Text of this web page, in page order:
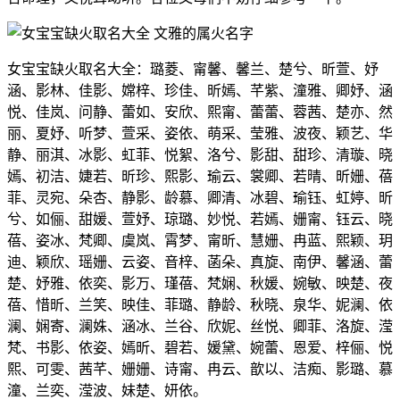
女宝宝缺火取名大全：璐菱、甯馨、馨兰、楚兮、昕萱、妤
涵、影林、佳影、嫦梓、珍佳、昕嫣、芊紫、潼雅、卿妤、涵
悦、佳岚、问静、蕾如、安欣、熙甯、蕾蕾、蓉茜、楚亦、然
丽、夏妤、听梦、萱采、姿依、萌采、莹雅、波夜、颖艺、华
静、丽淇、冰影、虹菲、悦絮、洛兮、影甜、甜珍、清璇、晓
嫣、初洁、婕若、昕珍、熙影、瑜云、裳卿、若晴、昕姗、蓓
菲、灵宛、朵杏、静影、龄慕、卿清、冰碧、瑜钰、虹婷、昕
兮、如俪、甜媛、萱妤、琼璐、妙悦、若嫣、姗甯、钰云、晓
蓓、姿冰、梵卿、虞岚、霄梦、甯昕、慧姗、冉蓝、熙颖、玥
迪、颖欣、瑶姗、云姿、音梓、菡朵、真旋、南伊、馨涵、蕾
楚、妤雅、依奕、影万、瑾蓓、梵娴、秋媛、婉敏、映楚、夜
蓓、惜昕、兰笑、映佳、菲璐、静龄、秋晓、泉华、妮澜、依
澜、娴寄、澜姝、涵冰、兰谷、欣妮、丝悦、卿菲、洛旋、滢
梵、书影、依姿、嫣昕、碧若、媛黛、婉蕾、恩爱、梓俪、悦
熙、可雯、茜芊、姗姗、诗甯、冉云、歆以、洁痴、影璐、慕
潼、兰奕、滢波、妹楚、妍依。